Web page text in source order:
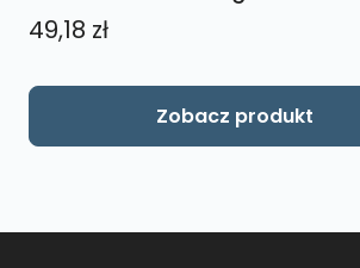
49,18 zł
Zobacz produkt